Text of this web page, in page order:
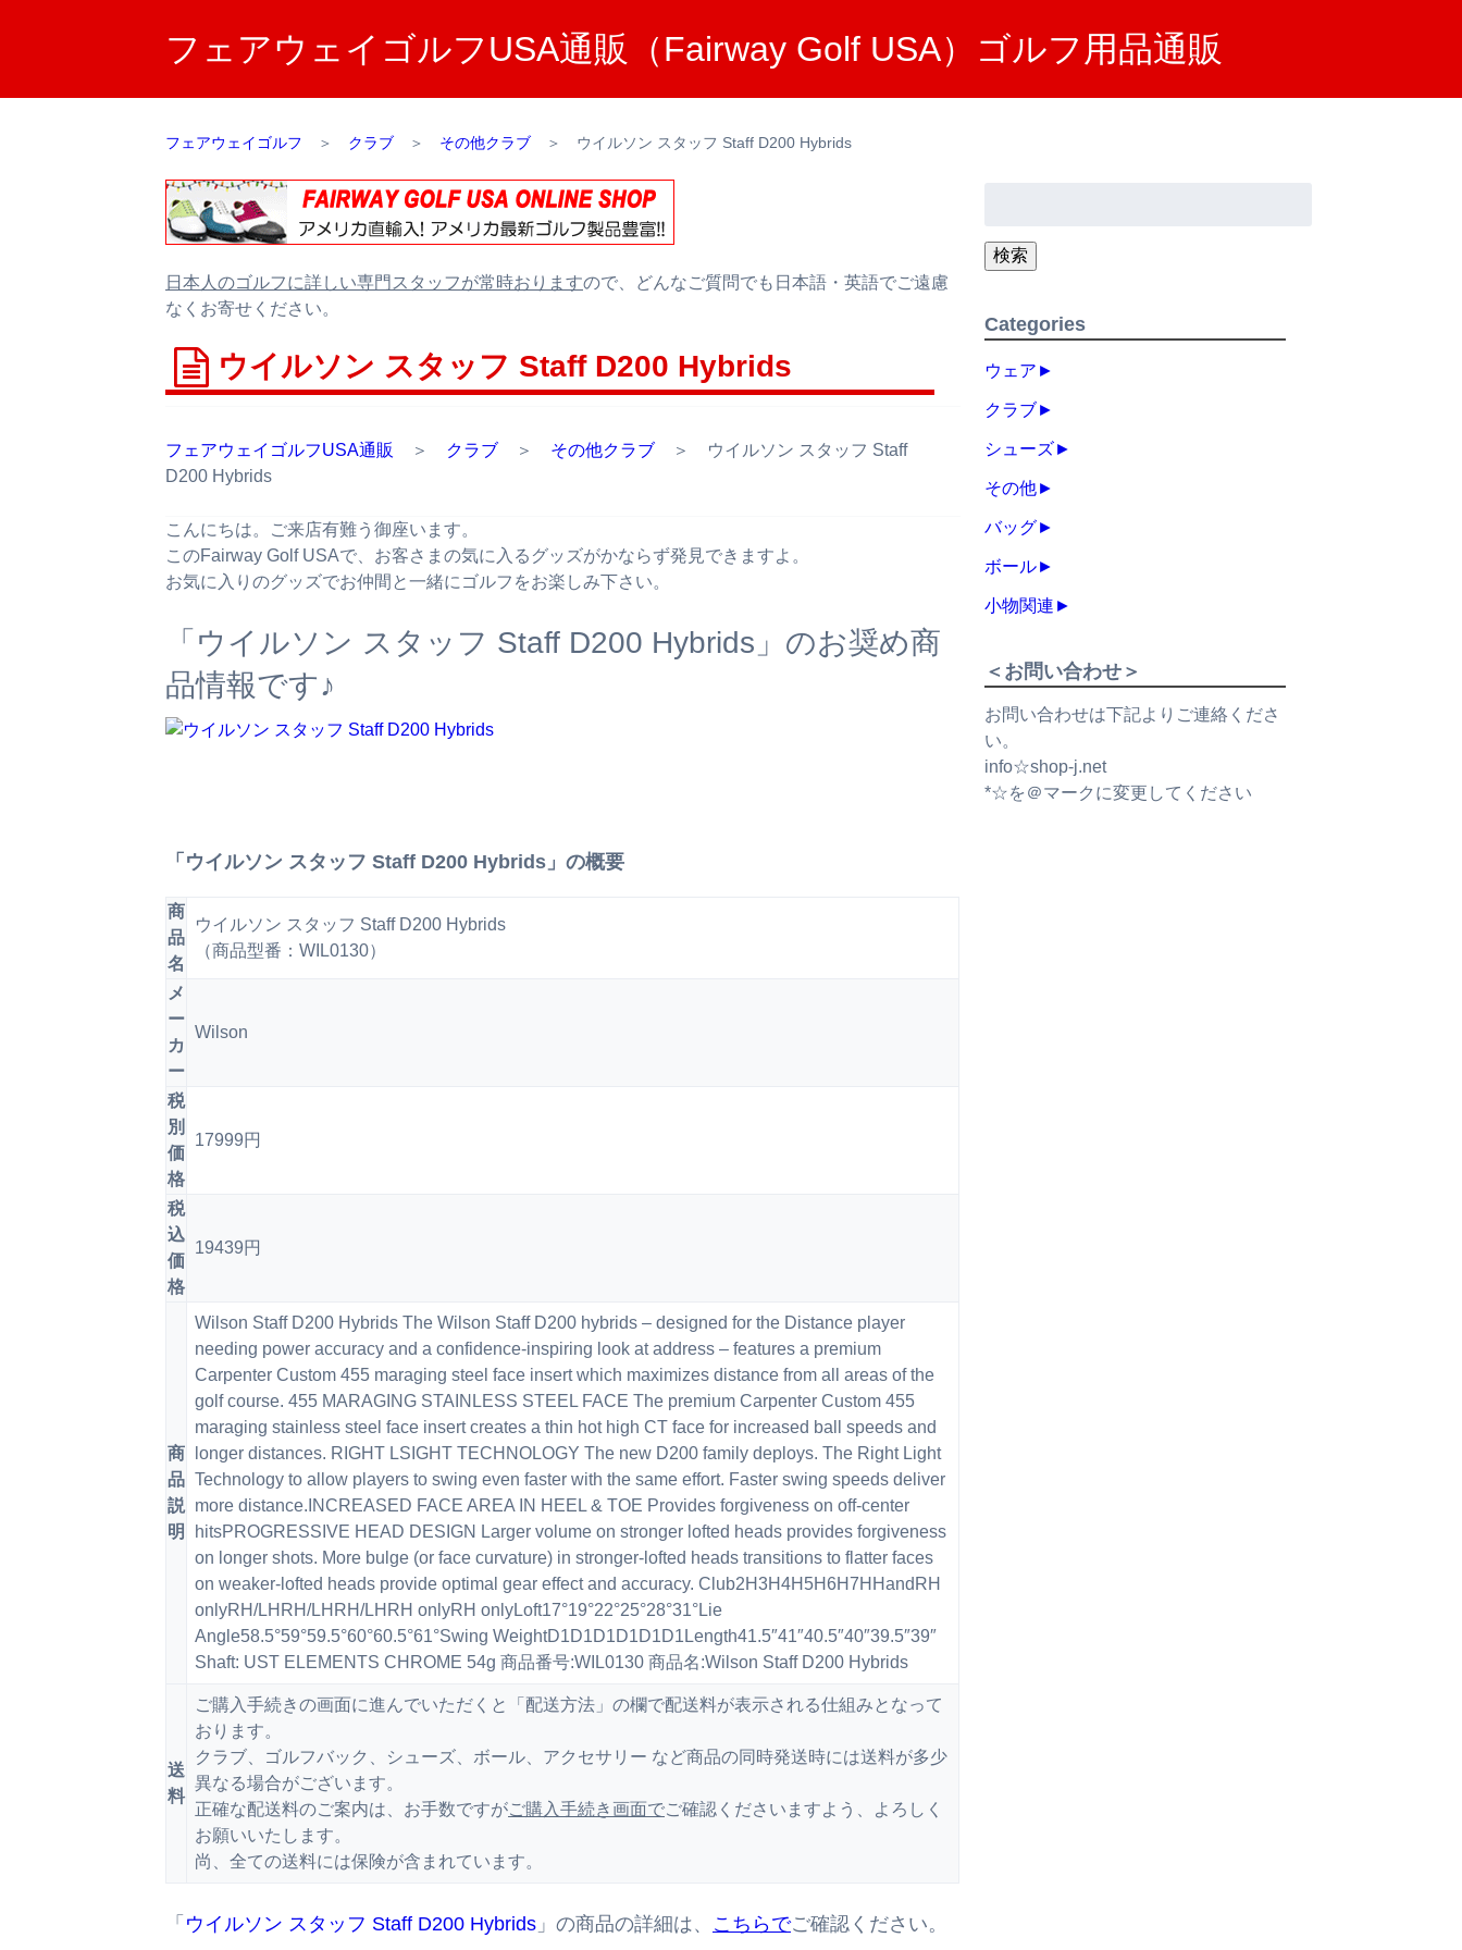
フェアウェイゴルフUSA通販（Fairway Golf USA）ゴルフ用品通販
フェアウェイゴルフ ＞ クラブ ＞ その他クラブ ＞ ウイルソン スタッフ Staff D200 Hybrids
日本人のゴルフに詳しい専門スタッフが常時おりますので、どんなご質問でも日本語・英語でご遠慮
なくお寄せください。
ウイルソン スタッフ Staff D200 Hybrids
フェアウェイゴルフUSA通販 ＞ クラブ ＞ その他クラブ ＞ ウイルソン スタッフ Staff
D200 Hybrids
こんにちは。ご来店有難う御座います。
このFairway Golf USAで、お客さまの気に入るグッズがかならず発見できますよ。
お気に入りのグッズでお仲間と一緒にゴルフをお楽しみ下さい。
「ウイルソン スタッフ Staff D200 Hybrids」のお奨め商
品情報です♪
「ウイルソン スタッフ Staff D200 Hybrids」の概要
商
品
名
ウイルソン スタッフ Staff D200 Hybrids
（商品型番：WIL0130）
メ
ー
カ
ー
Wilson
税
別
価
格
17999円
税
込
価
格
19439円
商
品
説
明
Wilson Staff D200 Hybrids The Wilson Staff D200 hybrids – designed for the Distance player
needing power accuracy and a confidence-inspiring look at address – features a premium
Carpenter Custom 455 maraging steel face insert which maximizes distance from all areas of the
golf course. 455 MARAGING STAINLESS STEEL FACE The premium Carpenter Custom 455
maraging stainless steel face insert creates a thin hot high CT face for increased ball speeds and
longer distances. RIGHT LSIGHT TECHNOLOGY The new D200 family deploys. The Right Light
Technology to allow players to swing even faster with the same effort. Faster swing speeds deliver
more distance.INCREASED FACE AREA IN HEEL & TOE Provides forgiveness on off-center
hitsPROGRESSIVE HEAD DESIGN Larger volume on stronger lofted heads provides forgiveness
on longer shots. More bulge (or face curvature) in stronger-lofted heads transitions to flatter faces
on weaker-lofted heads provide optimal gear effect and accuracy. Club2H3H4H5H6H7HHandRH
onlyRH/LHRH/LHRH/LHRH onlyRH onlyLoft17°19°22°25°28°31°Lie
Angle58.5°59°59.5°60°60.5°61°Swing WeightD1D1D1D1D1D1Length41.5″41″40.5″40″39.5″39″
Shaft: UST ELEMENTS CHROME 54g 商品番号:WIL0130 商品名:Wilson Staff D200 Hybrids
送
料
ご購入手続きの画面に進んでいただくと「配送方法」の欄で配送料が表示される仕組みとなって
おります。
クラブ、ゴルフバック、シューズ、ボール、アクセサリー など商品の同時発送時には送料が多少
異なる場合がございます。
正確な配送料のご案内は、お手数ですがご購入手続き画面でご確認くださいますよう、よろしく
お願いいたします。
尚、全ての送料には保険が含まれています。
「 ウイルソン スタッフ Staff D200 Hybrids 」の商品の詳細は、 こちらでご確認ください。
検索
Categories
ウェア ►
クラブ►
シューズ►
その他►
バッグ►
ボール►
小物関連 ►
＜お問い合わせ＞
お問い合わせは下記よりご連絡くださ
い。
info☆shop-j.net
*☆を＠マークに変更してください